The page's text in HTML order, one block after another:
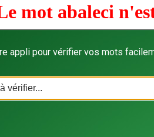
mot abaleci
appli pour vérifier vos mots